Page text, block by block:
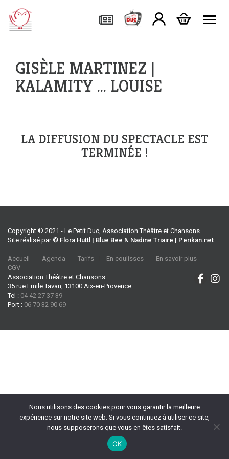
GISÈLE MARTINEZ |
KALAMITY … LOUISE
LA DIFFUSION DU SPECTACLE EST
TERMINÉE !
Copyright © 2021 - Le Petit Duc, Association Théâtre et Chansons
Site réalisé par © Flora Huttl | Blue Bee & Nadine Triaire | Perikan.net
Accueil Agenda Tarifs En coulisses
En savoir plus
CGV
Association Théâtre et Chansons
35 rue Emile Tavan, 13100 Aix-en-Provence
Tel : 04 42 27 37 39
Port : 06 70 32 90 69
Nous utilisons des cookies pour vous garantir la meilleure
expérience sur notre site web. Si vous continuez à utiliser ce site,
nous supposerons que vous en êtes satisfait.
OK